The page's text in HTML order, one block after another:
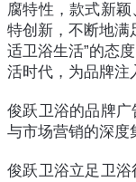
腐特性，款式新
特创新，不断地满
适卫浴生活”的态
活时代，为品牌注
俊跃卫浴的品牌
与市场营销的深度
俊跃卫浴立足卫